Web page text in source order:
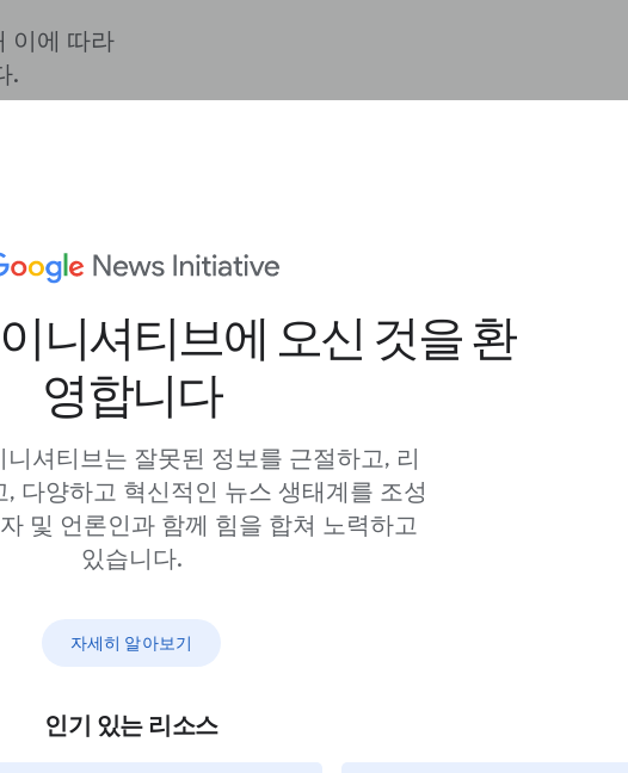
니셔티브에 오신 것을 환
영합니다
셔티브는 잘못된 정보를 근절하고, 리
다양하고 혁신적인 뉴스 생태계를 조성
및 언론인과 함께 힘을 합쳐 노력하고
있습니다.
자세히 알아보기
인기 있는 리소스
이에 따라
.
?
비교하여